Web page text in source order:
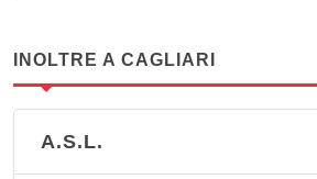
INOLTRE A CAGLIARI
A.S.L.